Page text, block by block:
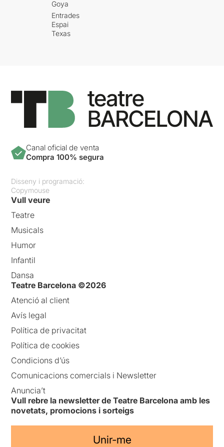
Goya
Entrades
Espai
Texas
Canal oficial de venta
Compra 100% segura
Disseny i programació:
Copymouse
Vull veure
Teatre
Musicals
Humor
Infantil
Dansa
Teatre Barcelona ©2026
Atenció al client
Avís legal
Política de privacitat
Política de cookies
Condicions d’ús
Comunicacions comercials i Newsletter
Anuncia’t
Vull rebre la newsletter de Teatre Barcelona amb les
novetats, promocions i sorteigs
Unir-me